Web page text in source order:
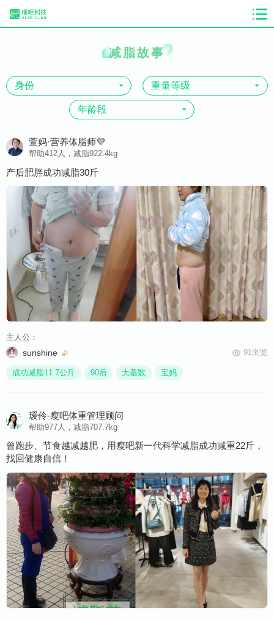
减脂故事
萱妈·营养体脂师💜
帮助412人，减脂922.4kg
产后肥胖成功减脂30斤
主人公：
sunshine 91浏览
成功减脂11.7公斤 90后 大基数 宝妈
瑷伶-瘦吧体重管理顾问
帮助977人，减脂707.7kg
找回健康自信！